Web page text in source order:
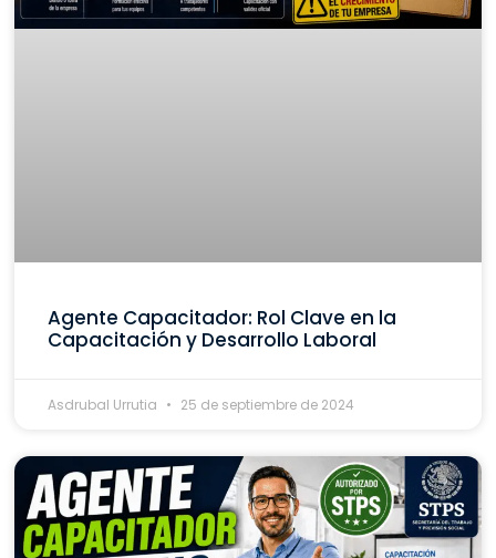
Agente Capacitador: Rol Clave en la
Capacitación y Desarrollo Laboral
Asdrubal Urrutia 25 de septiembre de 2024